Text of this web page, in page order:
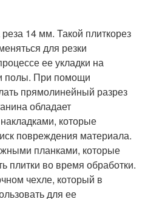
14 мм. Такой плиткорез
для резки
ее укладки на
полы. При помощи
прямолинейный разрез
обладает
которые
повреждения материала.
планками, которые
плитки во время обработки.
чехле, который в
для ее